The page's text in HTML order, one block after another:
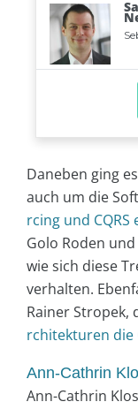
Daneben ging
auch um die
rcing und
Golo Roden
wie sich diese
verhalten.
Rainer Stropek,
rchitekturen die
Ann-Cathrin
Ann-Cathrin